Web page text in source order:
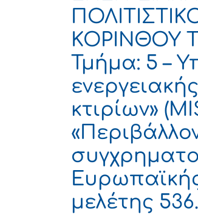
ΚΟΡΙΝΘΟΥ
Τμήμα: 5 –
κτιρίων»
μελέτης